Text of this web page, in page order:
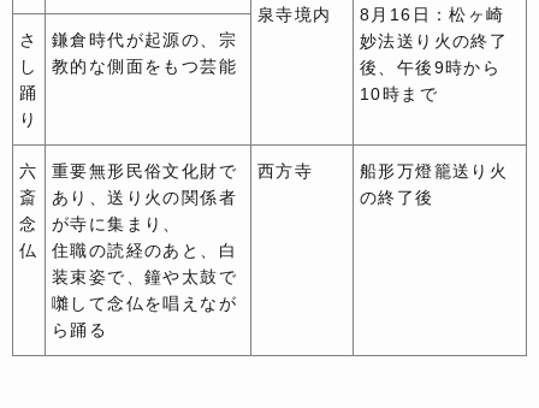
泉寺境内
8月16日：松ヶ崎
妙法送り火の終了
後、午後9時から
10時まで
さ
し
踊
り
鎌倉時代が起源の、宗
教的な側面をもつ芸能
六
斎
念
仏
重要無形民俗文化財で
あり、送り火の関係者
が寺に集まり、
住職の読経のあと、白
装束姿で、鐘や太鼓で
囃して念仏を唱えなが
ら踊る
西方寺
船形万燈籠送り火
の終了後